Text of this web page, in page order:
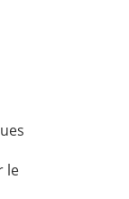
le